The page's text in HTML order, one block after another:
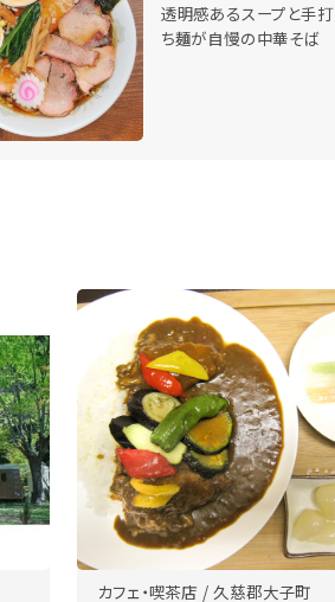
透明感あるスープと手打
ち麺が自慢の中華そば
カフェ・喫茶店 / 久慈郡大子町